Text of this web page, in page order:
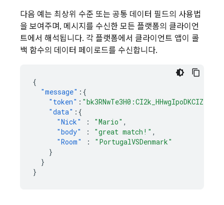
다음 예는 최상위 수준 또는 공통 데이터 필드의 사용법
을 보여주며, 메시지를 수신한 모든 플랫폼의 클라이언
트에서 해석됩니다. 각 플랫폼에서 클라이언트 앱이 콜
백 함수의 데이터 페이로드를 수신합니다.
{
"message" :{
"token" :
"data" :{
"Nick"
: "Mario" ,
"body"
: "great match!" ,
"Room"
:
"PortugalVSDenmark"
}
}
}